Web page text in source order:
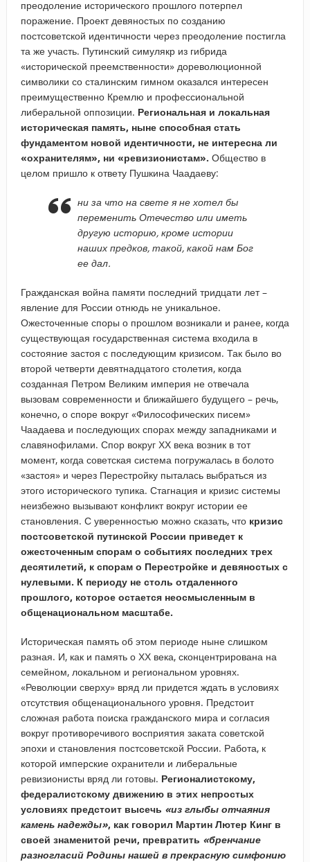
преодоление исторического прошлого потерпел
поражение. Проект девяностых по созданию
постсоветской идентичности через преодоление постигла
та же участь. Путинский симулякр из гибрида
«исторической преемственности» дореволюционной
символики со сталинским гимном оказался интересен
преимущественно Кремлю и профессиональной
либеральной оппозиции. Региональная и локальная
историческая память, ныне способная стать
фундаментом новой идентичности, не интересна ли
«охранителям», ни «ревизионистам». Общество в
целом пришло к ответу Пушкина Чаадаеву:
ни за что на свете я не хотел бы
переменить Отечество или иметь
другую историю, кроме истории
наших предков, такой, какой нам Бог
ее дал.
Гражданская война памяти последний тридцати лет –
явление для России отнюдь не уникальное.
Ожесточенные споры о прошлом возникали и ранее, когда
существующая государственная система входила в
состояние застоя с последующим кризисом. Так было во
второй четверти девятнадцатого столетия, когда
созданная Петром Великим империя не отвечала
вызовам современности и ближайшего будущего – речь,
конечно, о споре вокруг «Философических писем»
Чаадаева и последующих спорах между западниками и
славянофилами. Спор вокруг ХХ века возник в тот
момент, когда советская система погружалась в болото
«застоя» и через Перестройку пыталась выбраться из
этого исторического тупика. Стагнация и кризис системы
неизбежно вызывают конфликт вокруг истории ее
становления. С уверенностью можно сказать, что кризис
постсоветской путинской России приведет к
ожесточенным спорам о событиях последних трех
десятилетий, к спорам о Перестройке и девяностых с
нулевыми. К периоду не столь отдаленного
прошлого, которое остается неосмысленным в
общенациональном масштабе.
Историческая память об этом периоде ныне слишком
разная. И, как и память о ХХ века, сконцентрирована на
семейном, локальном и региональном уровнях.
«Революции сверху» вряд ли придется ждать в условиях
отсутствия общенационального уровня. Предстоит
сложная работа поиска гражданского мира и согласия
вокруг противоречивого восприятия заката советской
эпохи и становления постсоветской России. Работа, к
которой имперские охранители и либеральные
ревизионисты вряд ли готовы. Регионалистскому,
федералистскому движению в этих непростых
условиях предстоит высечь «из глыбы отчаяния
камень надежды», как говорил Мартин Лютер Кинг в
своей знаменитой речи, превратить «бренчание
разногласий Родины нашей в прекрасную симфонию